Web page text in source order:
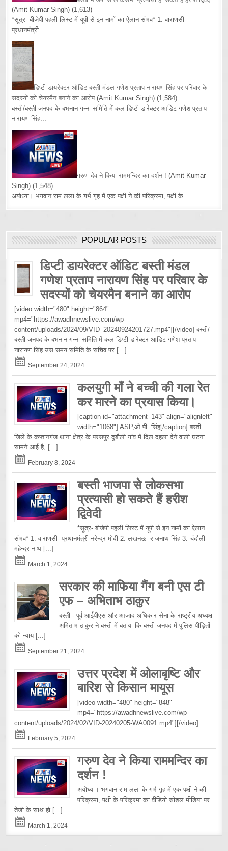
(Amit Kumar Singh) (1,613)
*सूत्र- बीजेपी पहली लिस्ट में यूपी से इन नामों का ऐलान संभव* 1. वाराणसी-
प्रधानमंत्री...
डिप्टी डायरेक्टर ऑडिट बस्ती मंडल गणेश प्रताप नारायण सिंह पर परिवार के
सदस्यों को चेयरमैन बनाने का आरोप (Amit Kumar Singh) (1,584)
बस्ती/बस्ती जनपद के बभनान गन्ना समिति में कल डिप्टी डारेक्टर आडिट गणेश प्रताप
नारायण सिंह...
गरुण देव ने किया राममन्दिर का दर्शन ! (Amit Kumar
Singh) (1,548)
अयोध्या। भगवान राम लला के गर्भ गृह में एक पक्षी ने की परिक्रमा, पक्षी के...
POPULAR POSTS
डिप्टी डायरेक्टर ऑडिट बस्ती मंडल
गणेश प्रताप नारायण सिंह पर परिवार के
सदस्यों को चेयरमैन बनाने का आरोप
[video width="480" height="864"
mp4="https://awadhnewslive.com/wp-
content/uploads/2024/09/VID_20240924201727.mp4"][/video] बस्ती/
बस्ती जनपद के बभनान गन्ना समिति में कल डिप्टी डारेक्टर आडिट गणेश प्रताप
नारायण सिंह उस समय समिति के सचिव पर [...]
September 24, 2024
कलयुगी माँ ने बच्ची की गला रेत
कर मारने का प्रयास किया।
[caption id="attachment_143" align="alignleft"
width="1068"] ASP,ओ.पी. सिंह[/caption] बस्ती
जिले के कप्तानगंज थाना क्षेत्र के परसपुर दुबौली गांव में दिल दहला देने वाली घटना
सामने आई है, [...]
February 8, 2024
बस्ती भाजपा से लोकसभा
प्रत्यासी हो सकते हैं हरीश
द्विवेदी
*सूत्र- बीजेपी पहली लिस्ट में यूपी से इन नामों का ऐलान
संभव* 1. वाराणसी- प्रधानमंत्री नरेन्द्र मोदी 2. लखनऊ- राजनाथ सिंह 3. चंदौली-
महेन्द्र नाथ [...]
March 1, 2024
सरकार की माफिया गैंग बनी एस टी
एफ – अभिताभ ठाकुर
बस्ती - पूर्व आईपीएस और आजाद अधिकार सेना के राष्ट्रीय अध्यक्ष
अमिताभ ठाकुर ने बस्ती में बताया कि बस्ती जनपद में पुलिस पीड़ितों
को न्याय [...]
September 21, 2024
उत्तर प्रदेश में ओलाबृष्टि और
बारिश से किसान मायूस
[video width="480" height="848"
mp4="https://awadhnewslive.com/wp-
content/uploads/2024/02/VID-20240205-WA0091.mp4"][/video]
February 5, 2024
गरुण देव ने किया राममन्दिर का
दर्शन !
अयोध्या। भगवान राम लला के गर्भ गृह में एक पक्षी ने की
परिक्रमा, पक्षी के परिक्रमा का वीडियो सोशल मीडिया पर
तेजी के साथ हो [...]
March 1, 2024